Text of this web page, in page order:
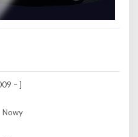
– ]
Nowy